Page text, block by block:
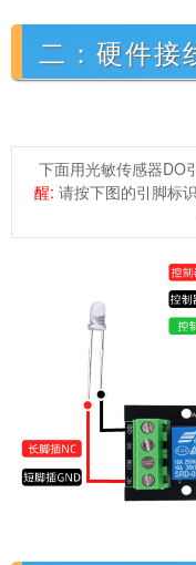
二：硬件接
下面用光敏传感器DO
醒: 请按下图的引脚标